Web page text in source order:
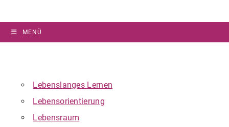
MENÜ
Lebenslanges Lernen
Lebensorientierung
Lebensraum